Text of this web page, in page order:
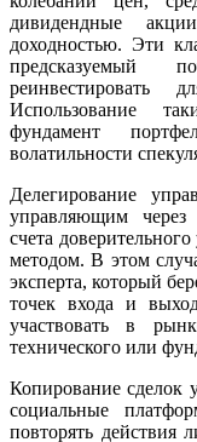
дивидендные
доходностью. Эти
предсказуемый
реинвестировать
Использование
фундамент
волатильности
Делегирование
управляющим
счета
методом. В этом
эксперта, который
точек входа и
участвовать в
технического или
Копирование сделок
социальные
повторять действия